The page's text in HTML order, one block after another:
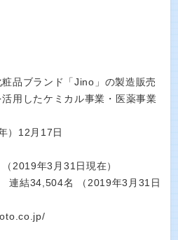
品ブランド「Jino」の製造販売
用したケミカル事業・医薬事業
）12月17日
2019年3月31日現在）
連結34,504名 （2019年3月31日